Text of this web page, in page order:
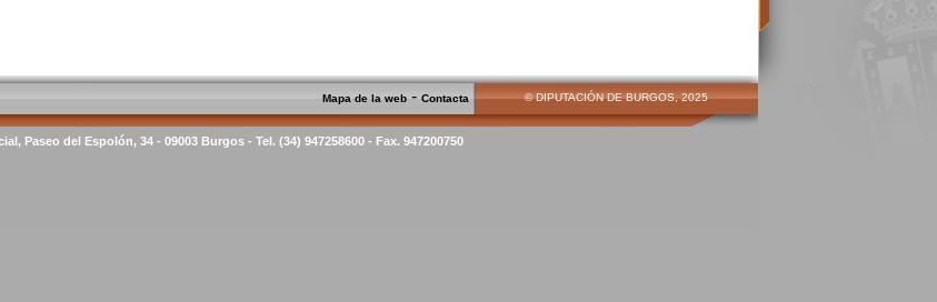
Mapa de la web -Contacta © DIPUTACIÓN DE BURGOS, 2025
Paseo del Espolón, 34 - 09003 Burgos - Tel. (34) 947258600 - Fax. 947200750